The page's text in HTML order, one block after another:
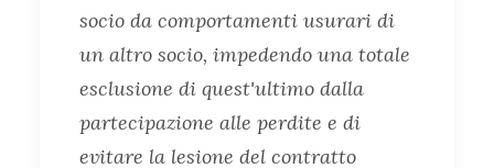
socio da comportamenti usurari di
un altro socio, impedendo una totale
esclusione di quest'ultimo dalla
partecipazione alle perdite e di
evitare la lesione del contratto